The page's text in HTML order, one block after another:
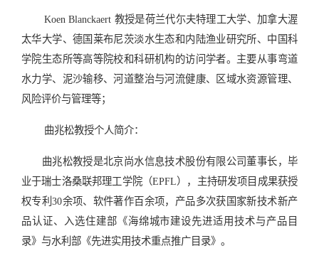
Koen Blanckaert 教授是荷兰代尓夫特理工大学、加拿大渥
太华大学、德国莱布尼茨淡水生态和内陆渔业研究所、中国科
学院生态所等高等院校和科研机构的访问学者。主要从事弯道
水力学、泥沙输移、河道整治与河流健康、区域水资源管理、
风险评价与管理等；
曲兆松教授个人简介：
曲兆松教授是北京尚水信息技术股份有限公司董事长，毕
业于瑞士洛桑联邦理工学院（EPFL），主持研发项目成果获授
权专利30余项、软件著作百余项，产品多次获国家新技术新产
品认证、入选住建部《海绵城市建设先进适用技术与产品目
录》与水利部《先进实用技术重点推广目录》。